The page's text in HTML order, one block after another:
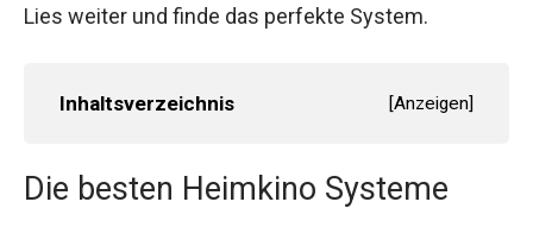
Lies weiter und finde das perfekte System.
Inhaltsverzeichnis [Anzeigen]
Die besten Heimkino Systeme